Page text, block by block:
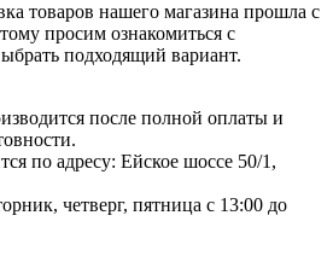
товаров нашего магазина прошла с
просим ознакомиться с
подходящий вариант.
после полной оплаты и
по адресу: Ейское шоссе 50/1,
четверг, пятница с 13:00 до